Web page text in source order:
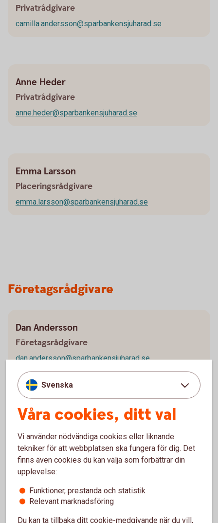
Privatrådgivare
camilla.andersson@sparbankensjuharad.se
Anne Heder
Privatrådgivare
anne.heder@sparbankensjuharad.se
Emma Larsson
Placeringsrådgivare
emma.larsson@sparbankensjuharad.se
Företagsrådgivare
Dan Andersson
Företagsrådgivare
dan.andersson@sparbankensjuharad.se
Johan Samuelsson
Företagsrådgivare
johan.samuelsson@sparbankensjuharad.se
Kundsupport
Svenska
Våra cookies, ditt val
Vi använder nödvändiga cookies eller liknande
tekniker för att webbplatsen ska fungera för dig. Det
finns även cookies du kan välja som förbättrar din
upplevelse:
Funktioner, prestanda och statistik
Relevant marknadsföring
Du kan ta tillbaka ditt cookie-medgivande när du vill,